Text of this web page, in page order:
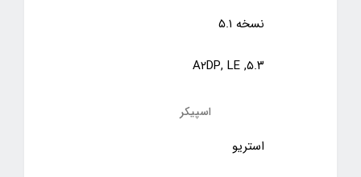
نسخه ۵.۱
۵.۳, A۲DP, LE
اسپیکر
استریو